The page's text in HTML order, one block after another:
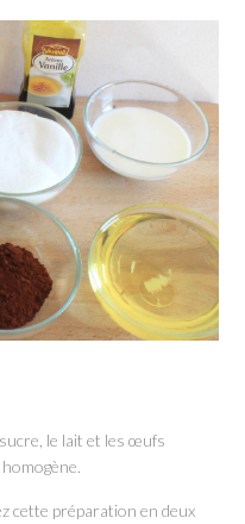
le lait et les œufs
homogène.
cette préparation en deux